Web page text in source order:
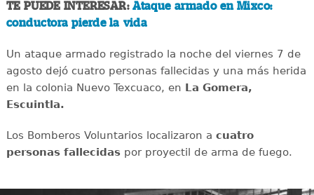
TE PUEDE INTERESAR:Ataque armado en Mixco:
conductora pierde la vida
Un ataque armado registrado la noche del viernes 7 de
agosto dejó cuatro personas fallecidas y una más herida
en la colonia Nuevo Texcuaco, en La Gomera,
Escuintla.
Los Bomberos Voluntarios localizaron a cuatro
personas fallecidaspor proyectil de arma de fuego.